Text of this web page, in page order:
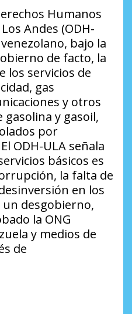
Humanos
Andes (ODH-
bajo la
de facto, la
los servicios de
gas
y otros
gasolina y gasoil,
por
ODH-ULA señala
básicos es
la falta de
en los
desgobierno,
la ONG
y medios de
de